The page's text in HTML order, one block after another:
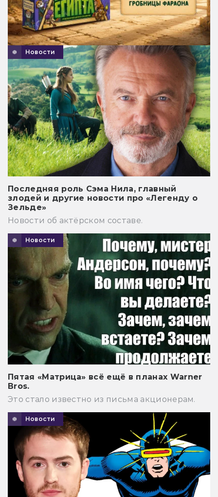
Новости
Последняя роль Сэма Нила, главный
злодей и другие новости про «Легенду о
Зельде»
Новости об актёрском составе.
Новости
Пятая «Матрица» всё ещё в планах Warner
Bros.
Это стало известно из письма акционерам.
Новости